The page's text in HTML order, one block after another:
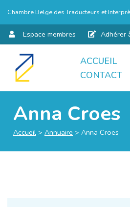
Chambre Belge des Traducteurs et
Espace membres Adhérer
Aller
ACCUEIL
CONTACT
Anna Croes
Accueil > Annuaire > Anna Croes